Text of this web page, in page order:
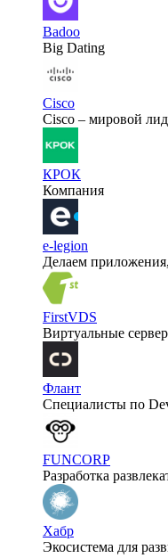
Badoo
Big Dating
Cisco
Cisco – мировой
КРОК
Компания
e-legion
Делаем
FirstVDS
Виртуальные
Флант
Специалисты по
FUNCORP
Разработка
Хабр
Экосистема для